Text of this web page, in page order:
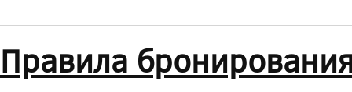
Правила